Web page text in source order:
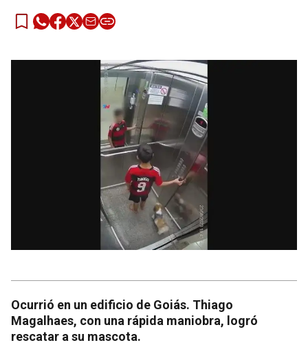
Ocurrió en un edificio de Goiás. Thiago
Magalhaes, con una rápida maniobra, logró
rescatar a su mascota.